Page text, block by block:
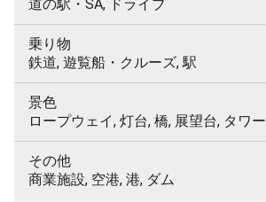
道の駅・SA, ドライブ
乗り物
鉄道, 遊覧船・クルーズ, 駅
景色
ロープウェイ, 灯台, 橋, 展望台, タワー
その他
商業施設, 空港, 港, ダム